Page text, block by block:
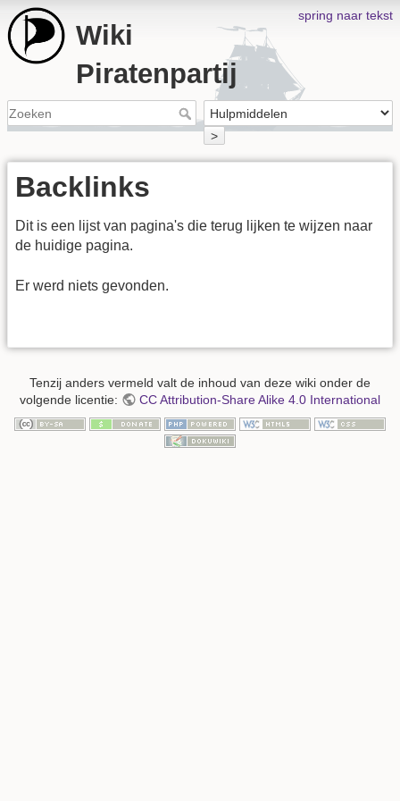
spring naar tekst
Wiki
Piratenpartij
>
Backlinks
Dit is een lijst van pagina's die terug lijken te wijzen naar
de huidige pagina.
Er werd niets gevonden.
Tenzij anders vermeld valt de inhoud van deze wiki onder de
volgende licentie:
CC Attribution-Share Alike 4.0 International